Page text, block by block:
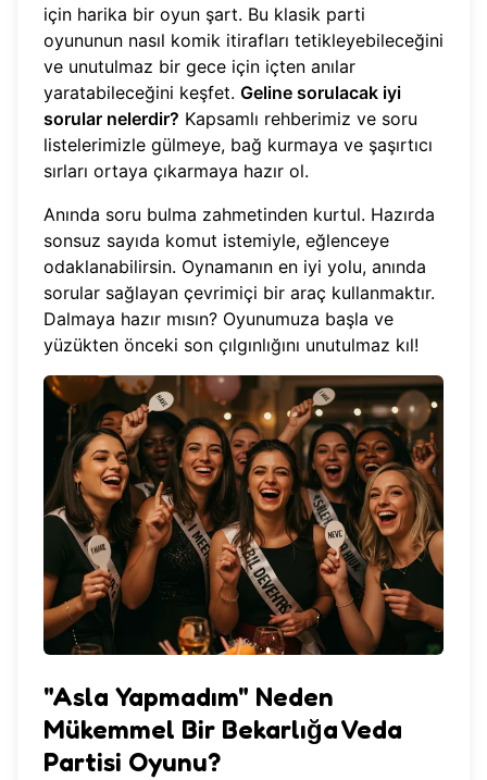
için harika bir oyun şart. Bu klasik parti
oyununun nasıl komik itirafları tetikleyebileceğini
ve unutulmaz bir gece için içten anılar
yaratabileceğini keşfet. Geline sorulacak iyi
sorular nelerdir? Kapsamlı rehberimiz ve soru
listelerimizle gülmeye, bağ kurmaya ve şaşırtıcı
sırları ortaya çıkarmaya hazır ol.
Anında soru bulma zahmetinden kurtul. Hazırda
sonsuz sayıda komut istemiyle, eğlenceye
odaklanabilirsin. Oynamanın en iyi yolu, anında
sorular sağlayan çevrimiçi bir araç kullanmaktır.
Dalmaya hazır mısın? Oyunumuza başla ve
yüzükten önceki son çılgınlığını unutulmaz kıl!
"Asla Yapmadım" Neden
Mükemmel Bir Bekarlığa Veda
Partisi Oyunu?